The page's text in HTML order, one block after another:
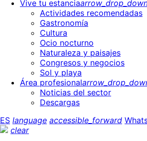
Vive tu estancia
Actividades recomendadas
Gastronomía
Cultura
Ocio nocturno
Naturaleza y paisajes
Congresos y negocios
Sol y playa
Área profesional
Noticias del sector
Descargas
ES language accessible_forward
clear